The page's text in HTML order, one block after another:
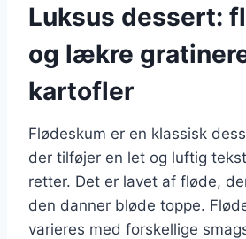
Luksus dessert:
og lækre
kartofler
Flødeskum er en klassisk
der tilføjer en let og luftig
retter. Det er lavet af fløde,
den danner bløde toppe.
varieres med forskellige